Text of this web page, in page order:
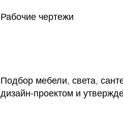
Рабочие чертежи
Подбор мебели, света,
дизайн-проектом и